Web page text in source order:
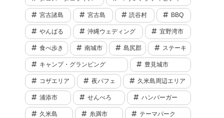
宮古諸島 宮古島 読谷村 BBQ
やんばる 沖縄ウェディング 宜野湾市
食べ歩き 南城市 島尻郡 ステーキ
キャンプ・グランピング 豊見城市
コザエリア 夜パフェ 久米島周辺エリア
浦添市 せんべろ ハンバーガー
久米島 糸満市 テーマパーク